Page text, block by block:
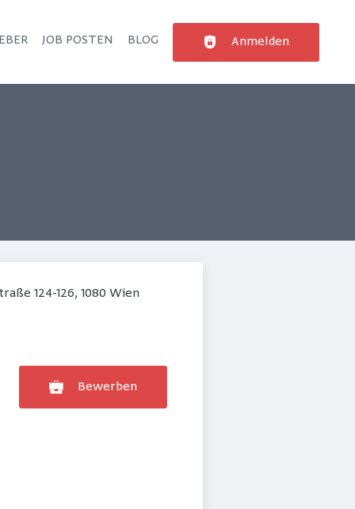
JOB POSTEN BLOG Anmelden
124-126, 1080 Wien
Bewerben